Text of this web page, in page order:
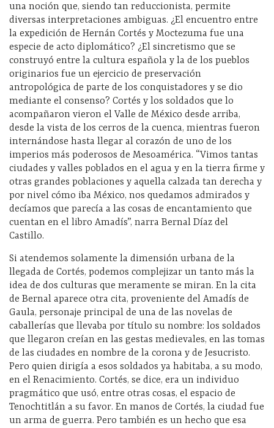
una noción que, siendo tan reduccionista, permite
diversas interpretaciones ambiguas. ¿El encuentro entre
la expedición de Hernán Cortés y Moctezuma fue una
especie de acto diplomático? ¿El sincretismo que se
construyó entre la cultura española y la de los pueblos
originarios fue un ejercicio de preservación
antropológica de parte de los conquistadores y se dio
mediante el consenso? Cortés y los soldados que lo
acompañaron vieron el Valle de México desde arriba,
desde la vista de los cerros de la cuenca, mientras fueron
internándose hasta llegar al corazón de uno de los
imperios más poderosos de Mesoamérica. “Vimos tantas
ciudades y valles poblados en el agua y en la tierra firme y
otras grandes poblaciones y aquella calzada tan derecha y
por nivel cómo iba México, nos quedamos admirados y
decíamos que parecía a las cosas de encantamiento que
cuentan en el libro Amadís”, narra Bernal Díaz del
Castillo.
Si atendemos solamente la dimensión urbana de la
llegada de Cortés, podemos complejizar un tanto más la
idea de dos culturas que meramente se miran. En la cita
de Bernal aparece otra cita, proveniente del Amadís de
Gaula, personaje principal de una de las novelas de
caballerías que llevaba por título su nombre: los soldados
que llegaron creían en las gestas medievales, en las tomas
de las ciudades en nombre de la corona y de Jesucristo.
Pero quien dirigía a esos soldados ya habitaba, a su modo,
en el Renacimiento. Cortés, se dice, era un individuo
pragmático que usó, entre otras cosas, el espacio de
Tenochtitlán a su favor. En manos de Cortés, la ciudad fue
un arma de guerra. Pero también es un hecho que esa